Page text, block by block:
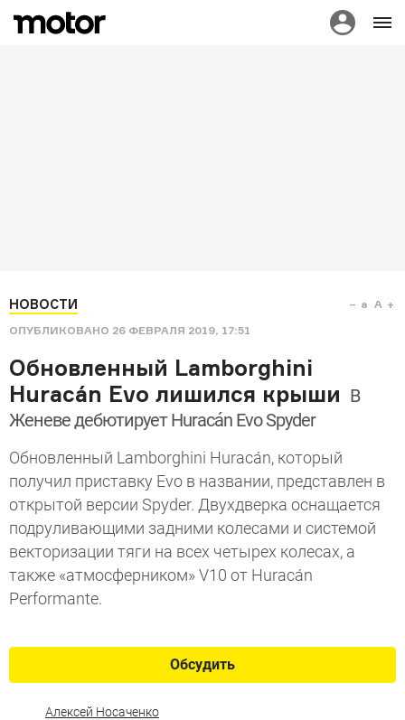
НОВОСТИ
ОПУБЛИКОВАНО 26 ФЕВРАЛЯ 2019, 17:51
a A
Обновленный Lamborghini
Huracán Evo лишился крыши В
Женеве дебютирует Huracán Evo Spyder
Обновленный Lamborghini Huracán, который
получил приставку Evo в названии, представлен в
открытой версии Spyder. Двухдверка оснащается
подруливающими задними колесами и системой
векторизации тяги на всех четырех колесах, а
также «атмосферником» V10 от Huracán
Performante.
Обсудить
Алексей Носаченко